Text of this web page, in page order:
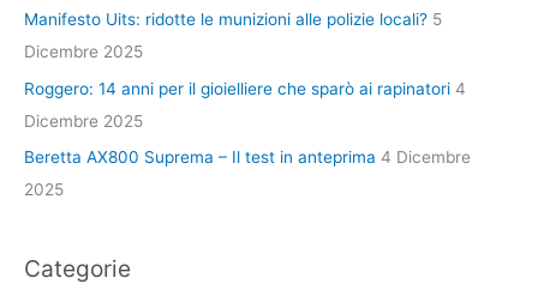
Manifesto Uits: ridotte le munizioni alle polizie locali? 5
Dicembre 2025
Roggero: 14 anni per il gioielliere che sparò ai rapinatori 4
Dicembre 2025
Beretta AX800 Suprema – Il test in anteprima 4 Dicembre
2025
Categorie